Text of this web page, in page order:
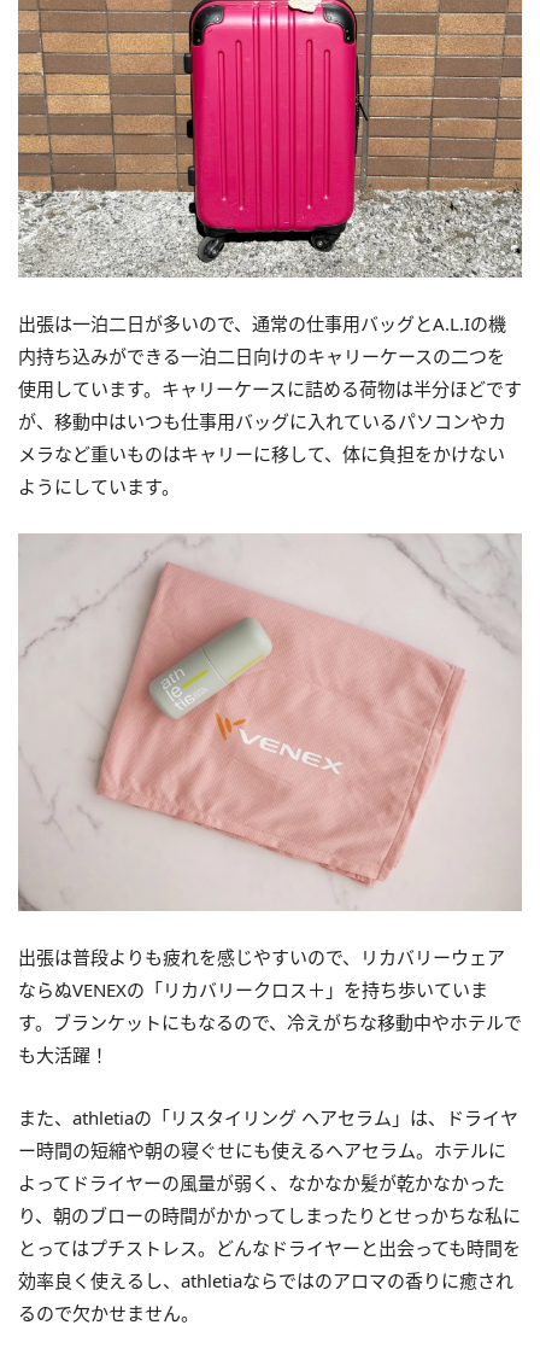
出張は一泊二日が多いので、通常の仕事用バッグとA.L.Iの機
内持ち込みができる一泊二日向けのキャリーケースの二つを
使用しています。キャリーケースに詰める荷物は半分ほどです
が、移動中はいつも仕事用バッグに入れているパソコンやカ
メラなど重いものはキャリーに移して、体に負担をかけない
ようにしています。
出張は普段よりも疲れを感じやすいので、リカバリーウェア
ならぬVENEXの「リカバリークロス＋」を持ち歩いていま
す。ブランケットにもなるので、冷えがちな移動中やホテルで
も大活躍！
また、athletiaの「リスタイリング ヘアセラム」は、ドライヤ
ー時間の短縮や朝の寝ぐせにも使えるヘアセラム。ホテルに
よってドライヤーの風量が弱く、なかなか髪が乾かなかった
り、朝のブローの時間がかかってしまったりとせっかちな私に
とってはプチストレス。どんなドライヤーと出会っても時間を
効率良く使えるし、athletiaならではのアロマの香りに癒され
るので欠かせません。